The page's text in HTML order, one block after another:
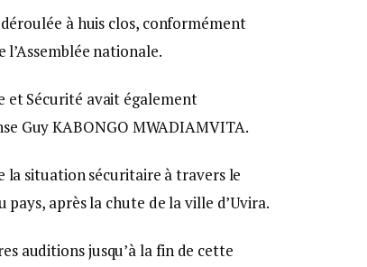
à huis clos, conformément
nationale.
et Sécurité avait également
Guy KABONGO MWADIAMVITA.
la situation sécuritaire à travers le
après la chute de la ville d’Uvira.
auditions jusqu’à la fin de cette